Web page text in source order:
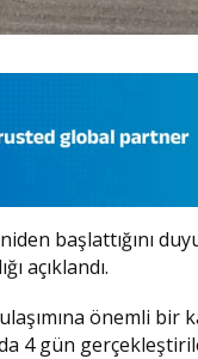
başlattığını
açıklandı.
önemli bir
4 gün